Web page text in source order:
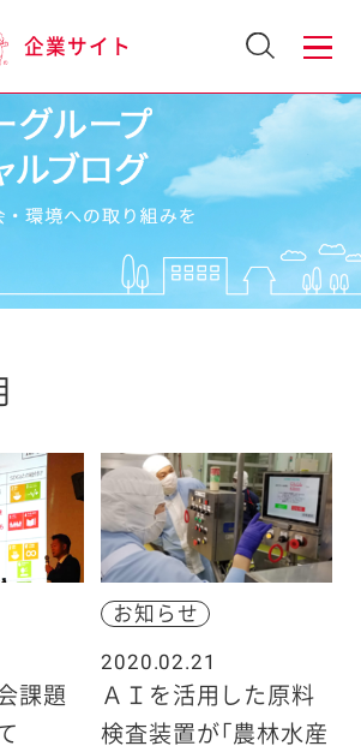
企業サイト
課題
お知らせ
2020.02.21
ＡＩを活用した原料
検査装置が「農林水産